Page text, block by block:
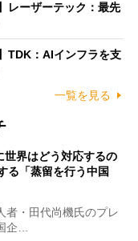
レーザーテック：最先
TDK：AIインフラを支
一覧を見る
界はどう対応するの
「蒸留を行う中国
・田代尚機氏のプレ
企…